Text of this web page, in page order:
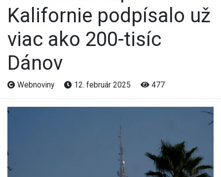
Kalifornie podpísalo už
viac ako 200-tisíc
Dánov
Webnoviny 12. február 2025 477